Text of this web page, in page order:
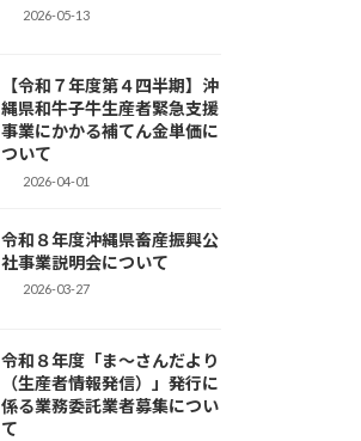
2026-05-13
【令和７年度第４四半期】沖
縄県和牛子牛生産者緊急支援
事業にかかる補てん金単価に
ついて
2026-04-01
令和８年度沖縄県畜産振興公
社事業説明会について
2026-03-27
令和８年度「ま～さんだより
（生産者情報発信）」発行に
係る業務委託業者募集につい
て